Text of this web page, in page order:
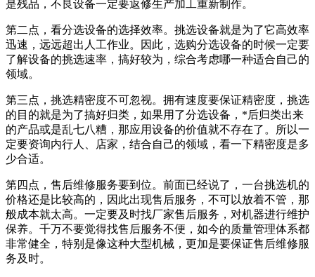
是残品，不良设备一定要返修生产加工重新制作。
第二点，看分选设备的选择效率。挑选设备就是为了它高效率
迅速，远远超出人工作业。因此，选购分选设备的时候一定要
了解设备的挑选速率，搞好较为，综合考虑哪一种适合自己的
领域。
第三点，挑选精密度不可忽视。拥有速度要保证精密度，挑选
的目的就是为了搞好归类，如果用了分选设备，*后归类出来
的产品或是乱七八糟，那应用设备的价值就不存在了。所以一
定要资询内行人、店家，结合自己的领域，看一下精密度是多
少合适。
第四点，售后维修服务要到位。前面已经说了，一台挑选机的
价格还是比较高的，因此出现售后服务，不可以放着不管，那
般成本就太高。一定要及时找厂家售后服务，对机器进行维护
保养。千万不要觉得找售后服务不便，如今的质量管理体系都
非常健全，特别是像这种大型机械，更加是要保证售后维修服
务及时。